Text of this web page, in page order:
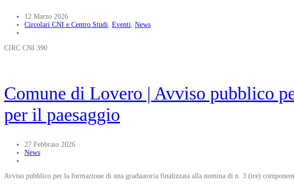
12 Marzo 2026
Circolari CNI e Centro Studi Eventi News
CIRC CNI 390
Comune di Lovero | Avviso pubblico
per il paesaggio
27 Febbraio 2026
News
Avviso pubblico per la formazione di una graduatoria finalizzata alla nomina di n. 3 (tre)